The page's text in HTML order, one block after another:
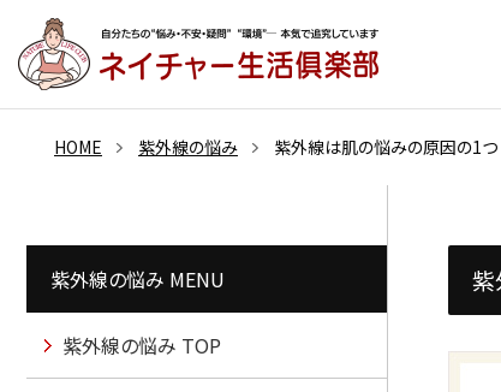
HOME 紫外線の悩み 紫外線は肌の悩みの原因の1つ
紫外線の悩み MENU
紫外線の悩み TOP
紫